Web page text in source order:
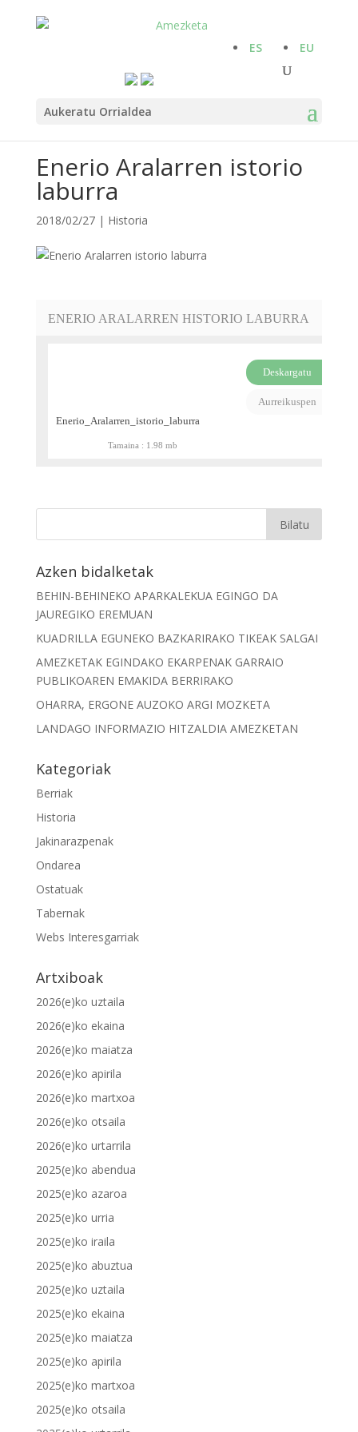
Aukeratu Orrialdea
ES EU
Enerio Aralarren istorio
laburra
2018/02/27| Historia
ENERIO ARALARREN HISTORIO LABURRA
Enerio_Aralarren_istorio_laburra
Tamaina : 1.98 mb
Deskargatu
Aurreikuspen
Azken bidalketak
BEHIN-BEHINEKO APARKALEKUA EGINGO DA
JAUREGIKO EREMUAN
KUADRILLA EGUNEKO BAZKARIRAKO TIKEAK SALGAI
AMEZKETAK EGINDAKO EKARPENAK GARRAIO
PUBLIKOAREN EMAKIDA BERRIRAKO
OHARRA, ERGONE AUZOKO ARGI MOZKETA
LANDAGO INFORMAZIO HITZALDIA AMEZKETAN
Kategoriak
Berriak
Historia
Jakinarazpenak
Ondarea
Ostatuak
Tabernak
Webs Interesgarriak
Artxiboak
2026(e)ko uztaila
2026(e)ko ekaina
2026(e)ko maiatza
2026(e)ko apirila
2026(e)ko martxoa
2026(e)ko otsaila
2026(e)ko urtarrila
2025(e)ko abendua
2025(e)ko azaroa
2025(e)ko urria
2025(e)ko iraila
2025(e)ko abuztua
2025(e)ko uztaila
2025(e)ko ekaina
2025(e)ko maiatza
2025(e)ko apirila
2025(e)ko martxoa
2025(e)ko otsaila